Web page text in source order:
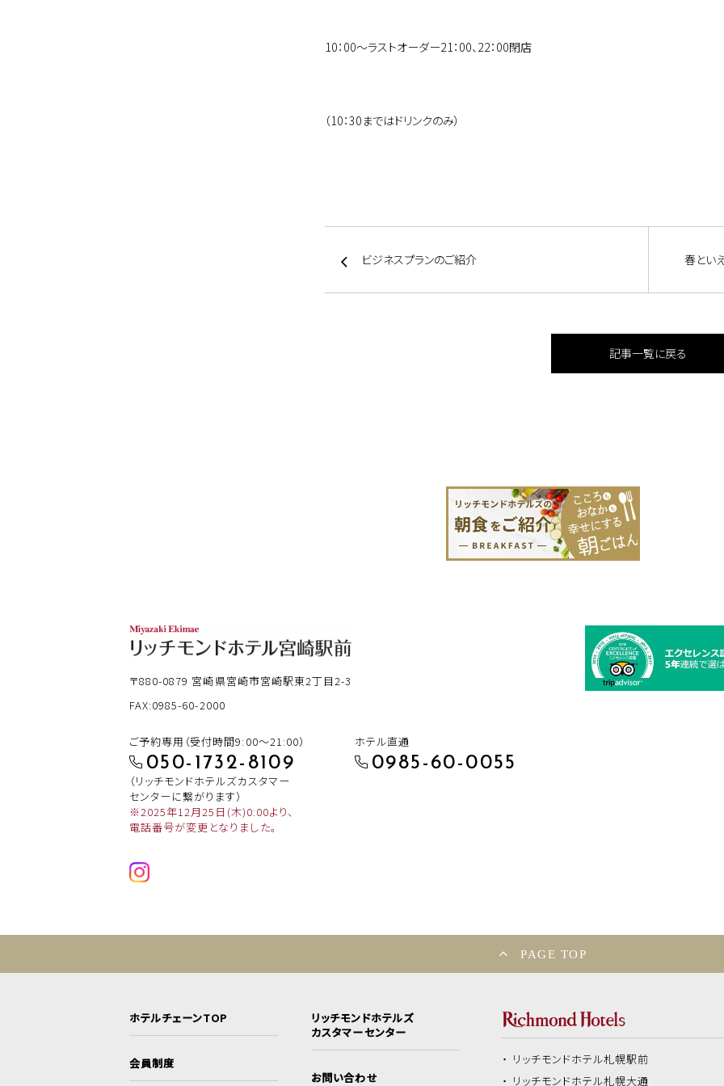
10：00～ラストオーダー21：00、22：00閉店
（10：30まではドリンクのみ）
ビジネスプランのご紹介 春とい
記事一覧に戻る
〒880-0879 宮崎県宮崎市宮崎駅東2丁目2-3
FAX:0985-60-2000
ご予約専用（受付時間9:00～21:00）
050-1732-8109
（リッチモンドホテルズカスタマー
センターに繋がります）
※2025年12月25日(木)0:00より、
電話番号が変更となりました。
ホテル直通
0985-60-0055
PAGE TOP
ホテルチェーンTOP
会員制度
リッチモンドホテルズ
カスタマーセンター
お問い合わせ
リッチモンドホテル札幌駅前
リッチモンドホテル札幌大通